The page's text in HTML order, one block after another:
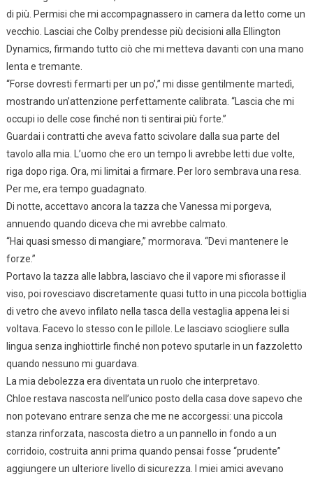
di più. Permisi che mi accompagnassero in camera da letto come un
vecchio. Lasciai che Colby prendesse più decisioni alla Ellington
Dynamics, firmando tutto ciò che mi metteva davanti con una mano
lenta e tremante.
“Forse dovresti fermarti per un po’,” mi disse gentilmente martedì,
mostrando un’attenzione perfettamente calibrata. “Lascia che mi
occupi io delle cose finché non ti sentirai più forte.”
Guardai i contratti che aveva fatto scivolare dalla sua parte del
tavolo alla mia. L’uomo che ero un tempo li avrebbe letti due volte,
riga dopo riga. Ora, mi limitai a firmare. Per loro sembrava una resa.
Per me, era tempo guadagnato.
Di notte, accettavo ancora la tazza che Vanessa mi porgeva,
annuendo quando diceva che mi avrebbe calmato.
“Hai quasi smesso di mangiare,” mormorava. “Devi mantenere le
forze.”
Portavo la tazza alle labbra, lasciavo che il vapore mi sfiorasse il
viso, poi rovesciavo discretamente quasi tutto in una piccola bottiglia
di vetro che avevo infilato nella tasca della vestaglia appena lei si
voltava. Facevo lo stesso con le pillole. Le lasciavo sciogliere sulla
lingua senza inghiottirle finché non potevo sputarle in un fazzoletto
quando nessuno mi guardava.
La mia debolezza era diventata un ruolo che interpretavo.
Chloe restava nascosta nell’unico posto della casa dove sapevo che
non potevano entrare senza che me ne accorgessi: una piccola
stanza rinforzata, nascosta dietro a un pannello in fondo a un
corridoio, costruita anni prima quando pensai fosse “prudente”
aggiungere un ulteriore livello di sicurezza. I miei amici avevano